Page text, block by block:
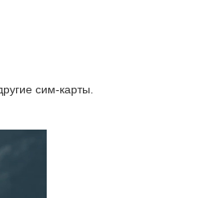
сим-карты.